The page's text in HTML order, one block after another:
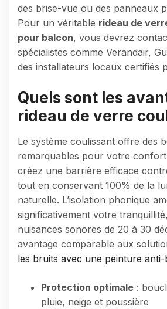
des brise-vue ou des panneaux
Pour un véritable rideau de
pour balcon, vous devrez
spécialistes comme Verandair,
des installateurs locaux certifiés
Quels sont les
rideau de verre
Le système coulissant offre des
remarquables pour votre confort
créez une barrière efficace
tout en conservant 100% de la
naturelle. L’isolation phonique
significativement votre
nuisances sonores de 20 à 30
avantage comparable aux
les bruits avec une peinture
Protection optimale :
pluie, neige et poussière